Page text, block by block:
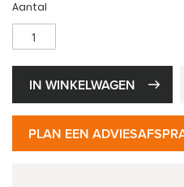
Aantal
IN WINKELWAGEN
PLAN EEN